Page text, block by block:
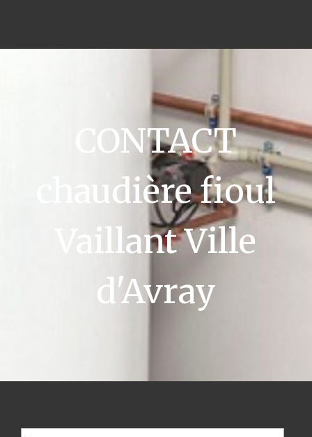
CONTACT
chaudière fioul
Vaillant Ville
d'Avray